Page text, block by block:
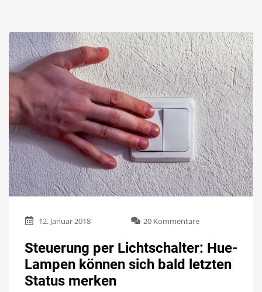
12. Januar 2018 20 Kommentarezu
per
Lichtschalter:
Hue-
Steuerung per Lichtschalter: Hue-
Lampen können sich bald letzten
Status merken